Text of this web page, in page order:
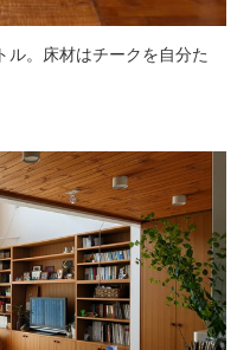
ル。床材はチークを自分た